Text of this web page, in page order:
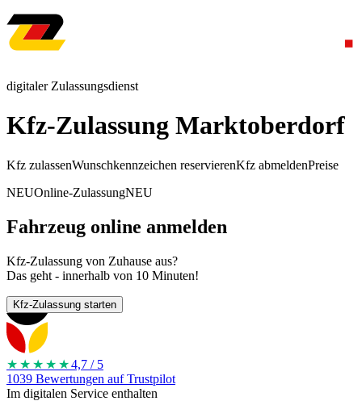
digitaler Zulassungsdienst
Kfz-Zulassung Marktoberdorf
Kfz zulassenWunschkennzeichen reservierenKfz abmeldenPreise
NEUOnline-ZulassungNEU
Fahrzeug online anmelden
Kfz-Zulassung von Zuhause aus?
Das geht - innerhalb von 10 Minuten!
Kfz-Zulassung starten
★★★★ ★4,7 / 5
1039 Bewertungen auf Trustpilot
Im digitalen Service enthalten